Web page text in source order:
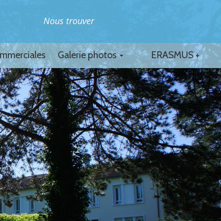
Nous trouver
Galerie photos ERASMUS +